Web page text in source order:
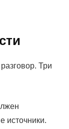
Три
источники.